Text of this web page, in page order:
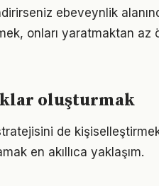
ebeveynlik
onları yaratmaktan az
oluşturmak
de
en akıllıca yaklaşım.